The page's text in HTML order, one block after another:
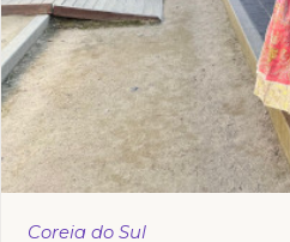
Coreia do Sul